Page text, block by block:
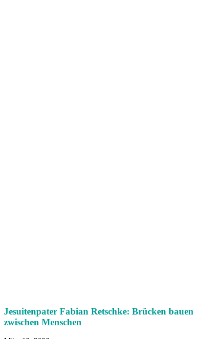
Jesuitenpater Fabian Retschke: Brücken bauen
zwischen Menschen